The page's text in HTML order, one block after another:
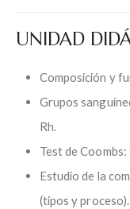
UNIDAD
Composición y
Grupos
Rh.
Test de
Estudio de la
(tipos y proceso).